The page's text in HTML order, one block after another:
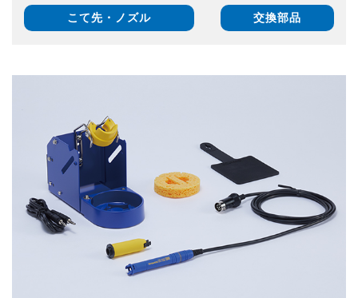
こて先・ノズル 交換部品